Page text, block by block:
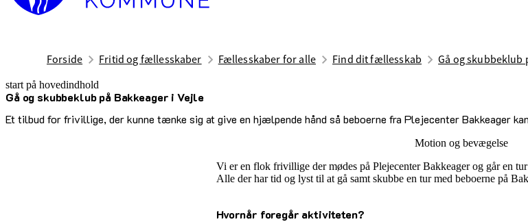
Forside Fritid og fællesskaber Fællesskaber for alle Find dit fællesskab Gå og skubbeklub
start på hovedindhold
Gå og skubbeklub på Bakkeager i Vejle
Et tilbud for frivillige, der kunne tænke sig at give en hjælpende hånd så beboerne fra Plejecenter Bakkeager
senest opdateret 31. juli 2026
Motion og bevægelse
Vi er en flok frivillige der mødes på Plejecenter Bakkeager og går en
Alle der har tid og lyst til at gå samt skubbe en tur med beboerne på
Hvornår foregår aktiviteten?